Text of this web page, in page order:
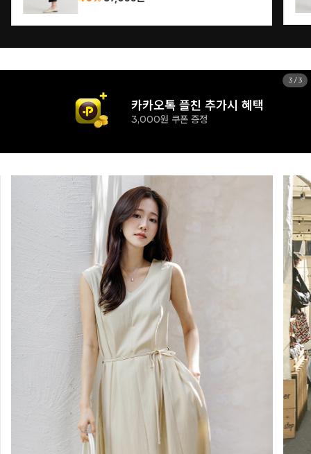
카카오톡 플친 추가시 혜택
3,000원 쿠폰 증정
1/3